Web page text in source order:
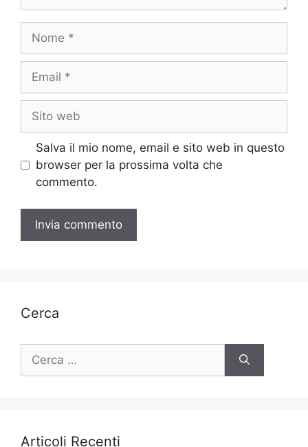
Nome
Email
Sito
web
Salva il mio nome, email e sito web in questo
browser per la prossima volta che
commento.
Cerca
per:
Articoli Recenti